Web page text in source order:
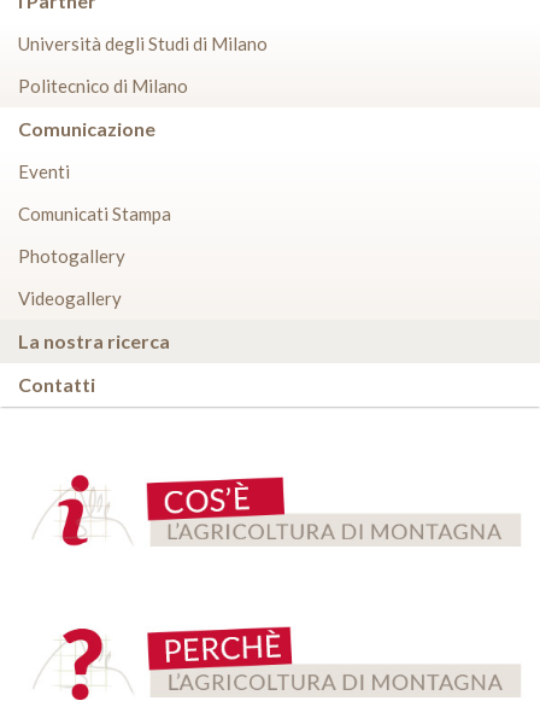
Università degli Studi di Milano
Politecnico di Milano
Comunicazione
Eventi
Comunicati Stampa
Photogallery
Videogallery
La nostra ricerca
Contatti